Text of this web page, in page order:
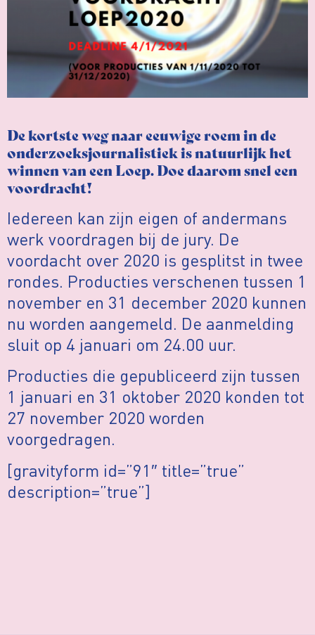
De kortste weg naar eeuwige roem in de
onderzoeksjournalistiek is natuurlijk het
winnen van een Loep. Doe daarom snel een
voordracht!
Iedereen kan zijn eigen of andermans
werk voordragen bij de jury. De
voordacht over 2020 is gesplitst in twee
rondes. Producties verschenen tussen 1
november en 31 december 2020 kunnen
nu worden aangemeld. De aanmelding
sluit op 4 januari om 24.00 uur.
Producties die gepubliceerd zijn tussen
1 januari en 31 oktober 2020 konden tot
27 november 2020 worden
voorgedragen.
[gravityform id=”91″ title=”true”
description=”true”]